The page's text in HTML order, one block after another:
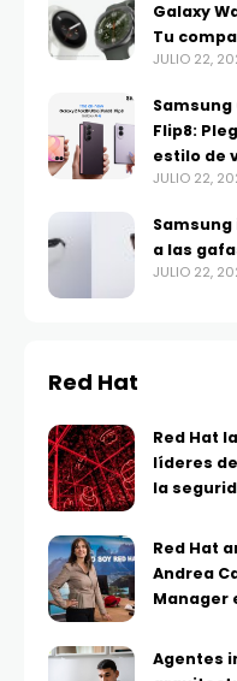
Galaxy
Tu
JULIO 22,
Samsung
Flip8:
estilo de
JULIO 22,
a las
JULIO 22,
Red Hat
Red Hat
líderes
la
Red Hat
Andrea
Manager
Agentes